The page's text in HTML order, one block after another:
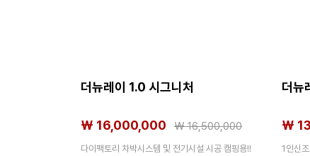
더뉴레이 1.0 시그니처
₩ 16,000,000 ₩16,500,000
다이팩토리 차박시스템 및 전기시설 시공 캠핑용!!
더뉴
₩
1인신